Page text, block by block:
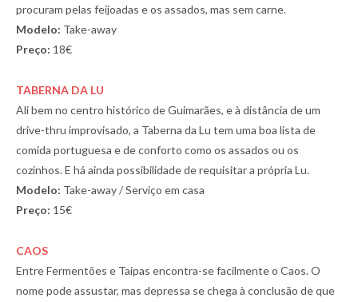
procuram pelas feijoadas e os assados, mas sem carne.
Modelo: Take-away
Preço: 18€
TABERNA DA LU
Ali bem no centro histórico de Guimarães, e à distância de um
drive-thru improvisado, a Taberna da Lu tem uma boa lista de
comida portuguesa e de conforto como os assados ou os
cozinhos. E há ainda possibilidade de requisitar a própria Lu.
Modelo: Take-away / Serviço em casa
Preço: 15€
CAOS
Entre Fermentões e Taipas encontra-se facilmente o Caos. O
nome pode assustar, mas depressa se chega à conclusão de que